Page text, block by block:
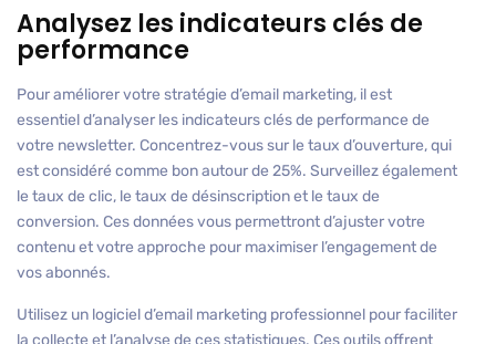
Analysez les indicateurs clés de
performance
Pour améliorer votre stratégie d’email marketing, il est
essentiel d’analyser les indicateurs clés de performance de
votre newsletter. Concentrez-vous sur le taux d’ouverture, qui
est considéré comme bon autour de 25%. Surveillez également
le taux de clic, le taux de désinscription et le taux de
conversion. Ces données vous permettront d’ajuster votre
contenu et votre approche pour maximiser l’engagement de
vos abonnés.
Utilisez un logiciel d’email marketing professionnel pour faciliter